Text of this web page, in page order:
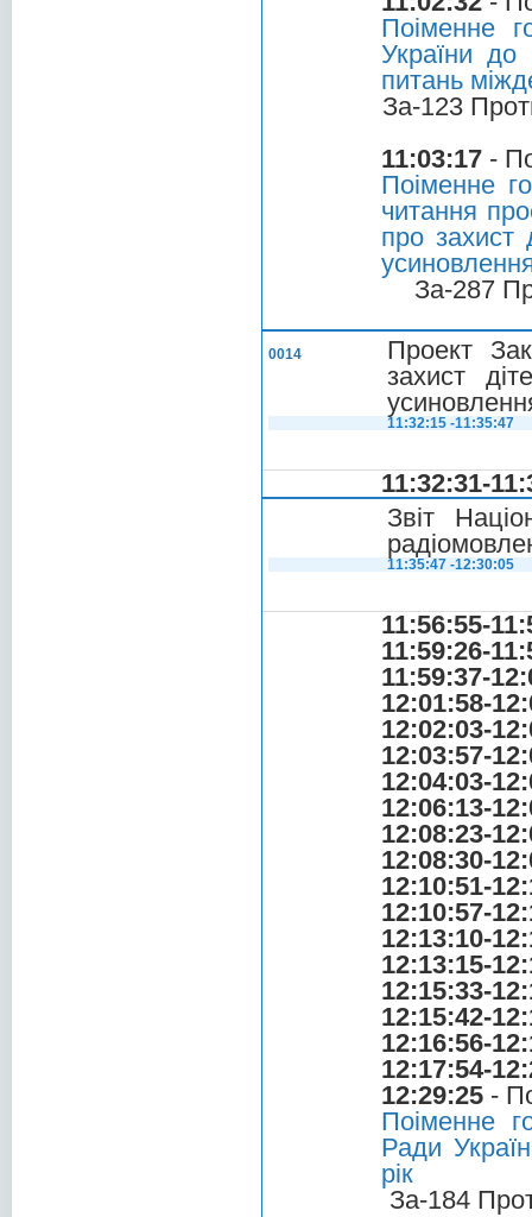
Поіменне
України до
питань
За-123
11:03:17 -
Поіменне
читання
про захист
За-287
0014
Проект
захист
11:32:15 -11:35:47
11:32:31-
Звіт
11:35:47 -12:30:05
11:56:55-
11:59:26-
11:59:37-
12:01:58-
12:02:03-
12:03:57-
12:04:03-
12:06:13-
12:08:23-
12:08:30-
12:10:51-
12:10:57-
12:13:10-
12:13:15-
12:15:33-
12:15:42-
12:16:56-
12:17:54-
12:29:25 -
Поіменне
Ради
рік
За-184